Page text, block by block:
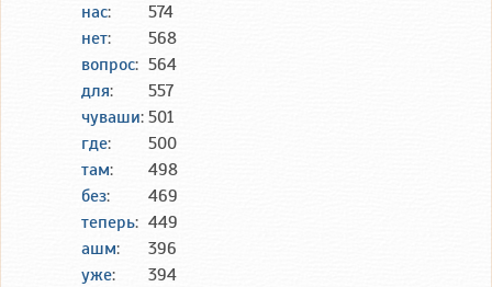
нас:
574
нет:
568
вопрос: 564
для:
557
чуваши: 501
где:
500
там:
498
без:
469
теперь: 449
ашм:
396
уже: 394